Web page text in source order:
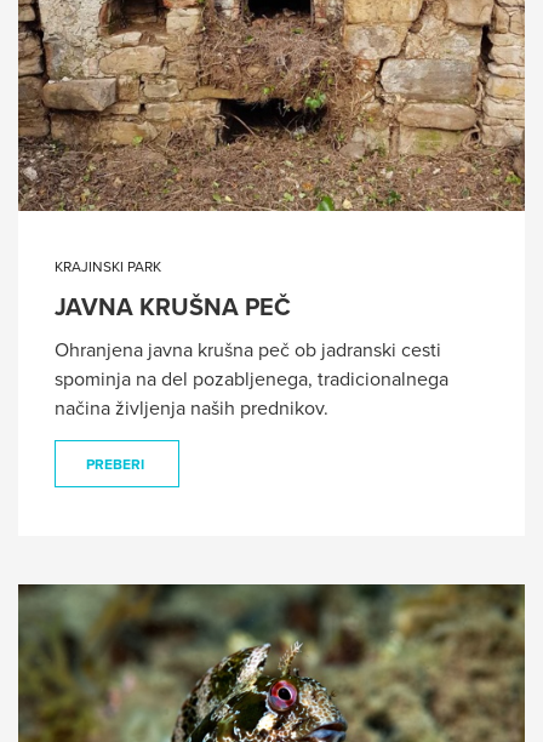
KRAJINSKI PARK
JAVNA KRUŠNA PEČ
Ohranjena javna krušna peč ob jadranski cesti
spominja na del pozabljenega, tradicionalnega
načina življenja naših prednikov.
PREBERI